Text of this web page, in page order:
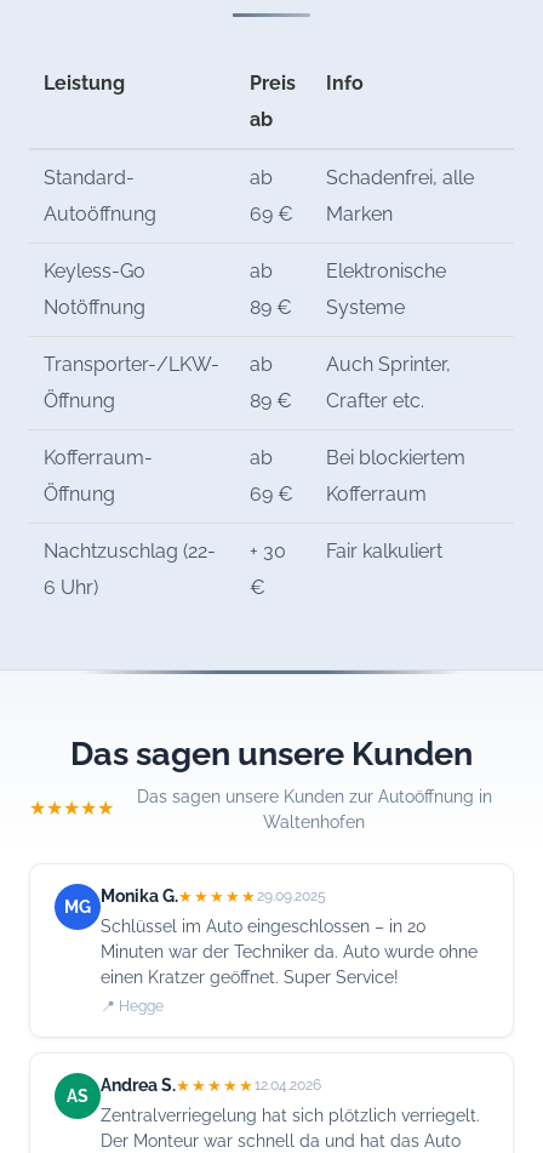
Leistung
Preis
ab
Info
Standard-
Autoöffnung
ab
69 €
Schadenfrei, alle
Marken
Keyless-Go
Notöffnung
ab
89 €
Elektronische
Systeme
Transporter-/LKW-
Öffnung
ab
89 €
Auch Sprinter,
Crafter etc.
Kofferraum-
Öffnung
ab
69 €
Bei blockiertem
Kofferraum
Nachtzuschlag (22-
6 Uhr)
+ 30
€
Fair kalkuliert
Das sagen unsere Kunden
★★★★★
Das sagen unsere Kunden zur Autoöffnung in
Waltenhofen
MG
Monika G.★★★★★29.09.2025
Schlüssel im Auto eingeschlossen – in 20
Minuten war der Techniker da. Auto wurde ohne
einen Kratzer geöffnet. Super Service!
📍 Hegge
AS
Andrea S.★★★★★12.04.2026
Zentralverriegelung hat sich plötzlich verriegelt.
Der Monteur war schnell da und hat das Auto